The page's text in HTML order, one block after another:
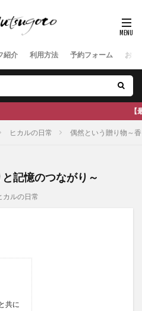
紹介 利用方法 予約フォーム お客
最新の空き状況は公式Xをご覧ください】
ヒカルの日常 偶然という贈り物～
記憶のつながり～
カルの日常
共に